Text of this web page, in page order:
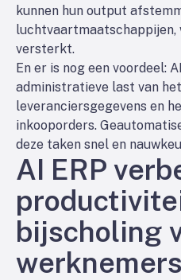
kunnen hun output
luchtvaartmaatschappijen,
versterkt.
En er is nog een voordeel:
administratieve last van
leveranciersgegevens en
inkooporders.
deze taken snel en
AI ERP
bijscholing
werknemers